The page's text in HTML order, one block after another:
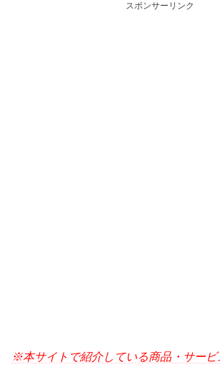
スポンサーリンク
※本サイトで紹介している商品・サー